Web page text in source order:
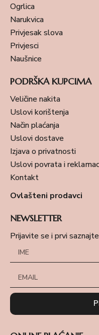
Ogrlica
Narukvica
Privjesak slova
Privjesci
Naušnice
PODRŠKA KUPCIMA
Veličine nakita
Uslovi korištenja
Način plaćanja
Uslovi dostave
Izjava o privatnosti
Uslovi povrata i
Kontakt
Ovlašteni prodavci
NEWSLETTER
Prijavite se i prvi